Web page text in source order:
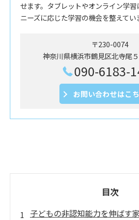
せます。タブレットやオンライン学
ニーズに応じた学習の機会を整えてい
〒230-0074
神奈川県横浜市鶴見区北寺尾
090-6183-
お問い合わせはこ
目次
子どもの非認知能力を伸ばす